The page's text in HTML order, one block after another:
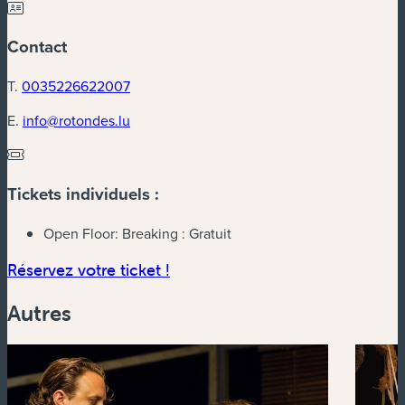
Contact
T. 0035226622007
E. info@rotondes.lu
Tickets individuels :
Open Floor: Breaking : Gratuit
Réservez votre ticket !
Autres